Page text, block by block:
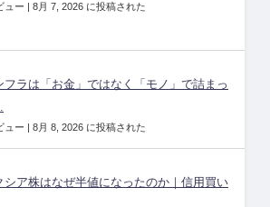
ュー | 8月 7, 2026 に投稿された
フラは「お金」ではなく「モノ」で詰まっ
ュー | 8月 8, 2026 に投稿された
シア株はなぜ半値になったのか｜信用買い